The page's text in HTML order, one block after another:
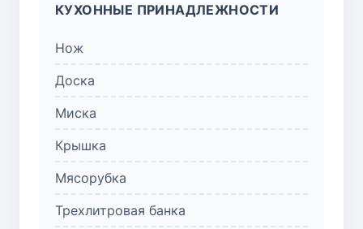
КУХОННЫЕ ПРИНАДЛЕЖНОСТИ
Нож
Доска
Миска
Крышка
Мясорубка
Трехлитровая банка